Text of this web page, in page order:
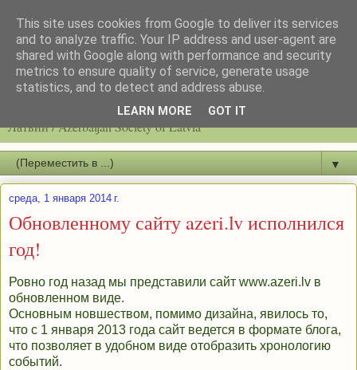
Latvijas azerbaidžāņu biedrību / Общество азербайджанцев
Латвии / Azerbaijan Society of Latvia
▼
среда, 1 января 2014 г.
Обновленному сайту azeri.lv исполнился
год!
Ровно год назад мы представили сайт www.azeri.lv в
обновленном виде.
Основным новшеством, помимо дизайна, явилось то,
что с 1 января 2013 года сайт ведется в формате блога,
что позволяет в удобном виде отобразить хронологию
событий.
This site uses cookies from Google to deliver its services
and to analyze traffic. Your IP address and user-agent are
shared with Google along with performance and security
metrics to ensure quality of service, generate usage
statistics, and to detect and address abuse.
LEARN MORE GOT IT